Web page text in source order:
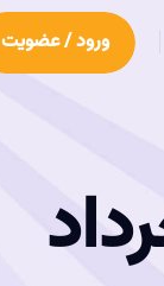
ورود / عضویت